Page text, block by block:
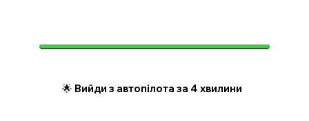
🌟 Вийди з автопілота за 4 хвилини